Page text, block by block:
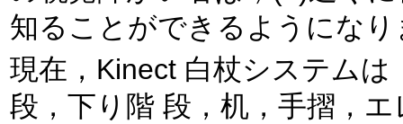
知ることができるようになり
現在，Kinect 白杖システム
段，下り階 段，机，手摺，